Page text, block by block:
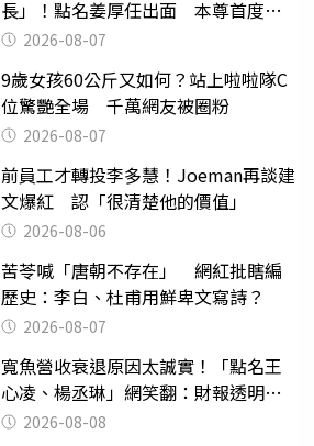
長」！點名姜厚任出面 本尊首度回
應了2026-08-07
9歲女孩60公斤又如何？站上啦啦隊C
位驚艷全場 千萬網友被圈粉
2026-08-07
前員工才轉投李多慧！Joeman再談建
文爆紅 認「很清楚他的價值」
2026-08-06
苦苓喊「唐朝不存在」 網紅批瞎編
歷史：李白、杜甫用鮮卑文寫詩？
2026-08-07
寬魚營收衰退原因太誠實！「點名王
心凌、楊丞琳」網笑翻：財報透明度
滿分2026-08-08